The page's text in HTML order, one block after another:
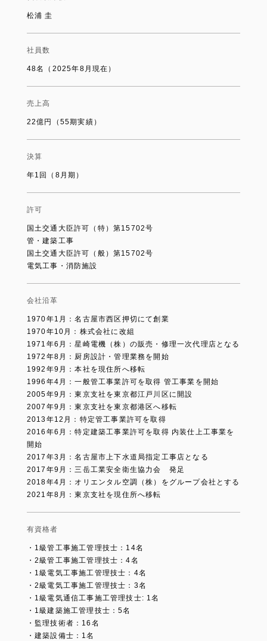
松浦 圭
社員数
48名（2025年8月現在）
売上高
22億円（55期実績）
決算
年1回（8月期）
許可
国土交通大臣許可（特）第15702号
管・建築工事
国土交通大臣許可（般）第15702号
電気工事・消防施設
会社沿革
1970年1月：名古屋市西区押切にて創業
1970年10月：株式会社に改組
1971年6月：星崎電機（株）の販売・修理一次代理店となる
1972年8月：厨房設計・管理業務を開始
1992年9月：本社を現住所へ移転
1996年4月：一般管工事業許可を取得 管工事業を開始
2005年9月：東京支社を東京都江戸川区に開設
2007年9月：東京支社を東京都港区へ移転
2013年12月：特定管工事業許可を取得
2016年6月：特定建築工事業許可を取得 内装仕上工事業を
開始
2017年3月：名古屋市上下水道局指定工事店となる
2017年9月：三岳工業安全衛生協力会 発足
2018年4月：オリエンタル空調（株）をグループ会社とする
2021年8月：東京支社を現住所へ移転
有資格者
・1級管工事施工管理技士：14名
・2級管工事施工管理技士：4名
・1級電気工事施工管理技士：4名
・2級電気工事施工管理技士：3名
・1級電気通信工事施工管理技士: 1名
・1級建築施工管理技士：5名
・監理技術者：16名
・建築設備士：1名